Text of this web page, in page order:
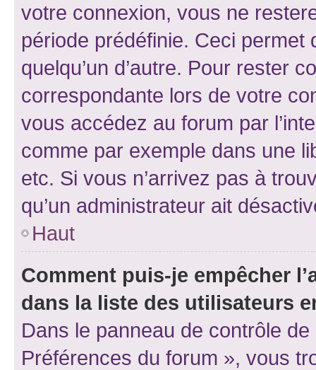
votre connexion, vous ne
période prédéfinie. Ceci permet
quelqu’un d’autre. Pour rester
correspondante lors de votre
vous accédez au forum par
comme par exemple dans une
etc. Si vous n’arrivez pas à
qu’un administrateur ait
Haut
Comment puis-je empêcher
dans la liste des utilisateurs
Dans le panneau de contrôle
Préférences du forum », vous